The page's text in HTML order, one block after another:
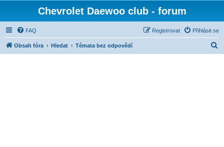
Chevrolet Daewoo club - forum
FAQ Přihlásit se
Registrovat
Obsah fóra Hledat Témata bez odpovědí